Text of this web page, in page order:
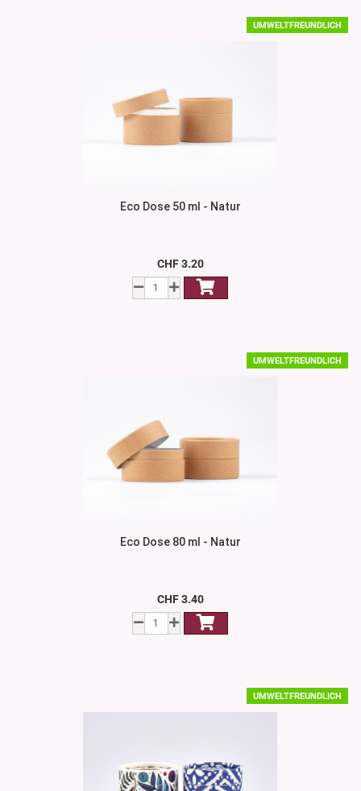
UMWELTFREUNDLICH
Eco Dose 50 ml - Natur
CHF 3.20
UMWELTFREUNDLICH
Eco Dose 80 ml - Natur
CHF 3.40
UMWELTFREUNDLICH